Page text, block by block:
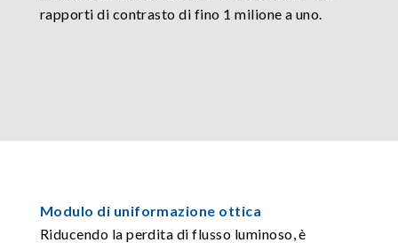
rapporti di contrasto di fino 1 milione a uno.
Modulo di uniformazione ottica
Riducendo la perdita di flusso luminoso, è